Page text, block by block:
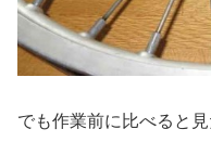
でも作業前に比べると見